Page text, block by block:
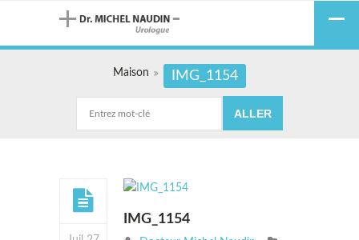
Maison IMG_1154
IMG_1154